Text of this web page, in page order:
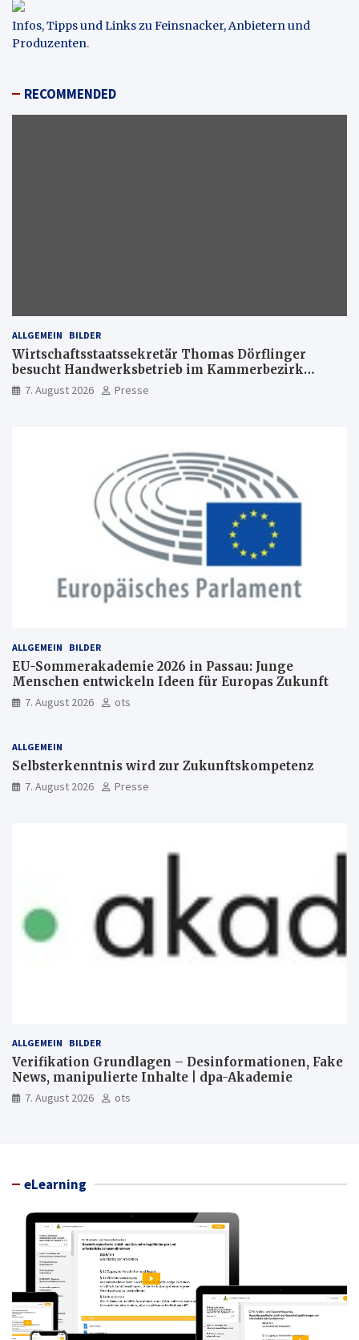
Infos, Tipps und Links zu Feinsnacker, Anbietern und
Produzenten.
RECOMMENDED
ALLGEMEIN BILDER
Wirtschaftsstaatssekretär Thomas Dörflinger
besucht Handwerksbetrieb im Kammerbezirk
Freiburg
7. August 2026 Presse
ALLGEMEIN BILDER
EU-Sommerakademie 2026 in Passau: Junge
Menschen entwickeln Ideen für Europas Zukunft
7. August 2026 ots
ALLGEMEIN
Selbsterkenntnis wird zur Zukunftskompetenz
7. August 2026 Presse
ALLGEMEIN BILDER
Verifikation Grundlagen – Desinformationen, Fake
News, manipulierte Inhalte | dpa-Akademie
7. August 2026 ots
eLearning